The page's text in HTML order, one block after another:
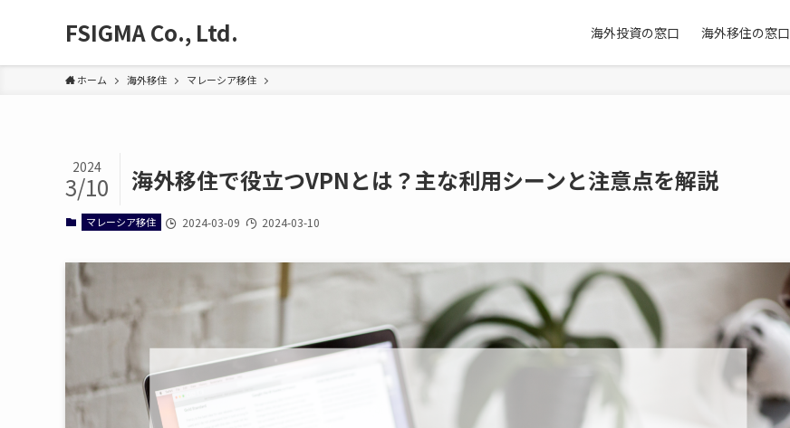
FSIGMA Co., Ltd. 海外投資の窓口 海外移住の窓口
ホーム 海外移住 マレーシア移住
海外移住で役立つVPNとは？主な利用シーンと注意点を解説
2024
3/10
マレーシア移住 2024-03-09 2024-03-10